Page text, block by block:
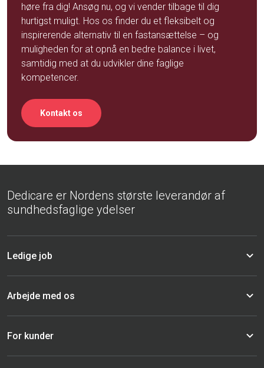
høre fra dig! Ansøg nu, og vi vender tilbage til dig
hurtigst muligt. Hos os finder du et fleksibelt og
inspirerende alternativ til en fastansættelse – og
muligheden for at opnå en bedre balance i livet,
samtidig med at du udvikler dine faglige
kompetencer.
Kontakt os
Dedicare er Nordens største leverandør af
sundhedsfaglige ydelser
Ledige job
Arbejde med os
For kunder